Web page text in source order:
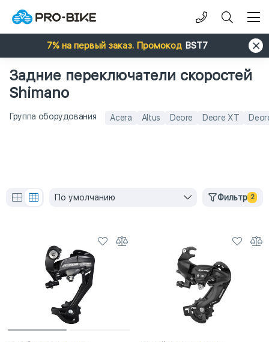
7% на первый заказ. Промокод BST7
Задние переключатели скоростей
Shimano
Группа оборудования Acera Altus Deore Deore XT
По умолчанию Фильтр 2